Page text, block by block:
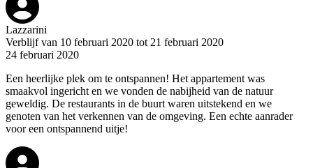
Lazzarini
Verblijf van 10 februari 2020 tot 21 februari 2020
24 februari 2020
Een heerlijke plek om te ontspannen! Het appartement was
smaakvol ingericht en we vonden de nabijheid van de natuur
geweldig. De restaurants in de buurt waren uitstekend en we
genoten van het verkennen van de omgeving. Een echte aanrader
voor een ontspannend uitje!